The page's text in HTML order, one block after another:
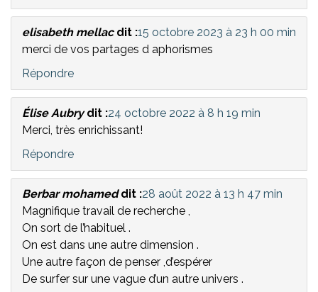
elisabeth mellac dit :15 octobre 2023 à 23 h 00 min
merci de vos partages d aphorismes
Répondre
Élise Aubry dit :24 octobre 2022 à 8 h 19 min
Merci, très enrichissant!
Répondre
Berbar mohamed dit :28 août 2022 à 13 h 47 min
Magnifique travail de recherche ,
On sort de l’habituel .
On est dans une autre dimension .
Une autre façon de penser ,d’espérer
De surfer sur une vague d’un autre univers .